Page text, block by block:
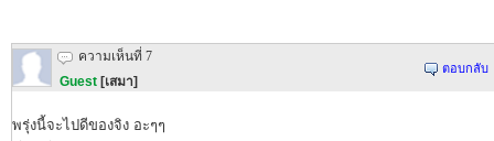
ความเห็นที่ 7
Guest [เสมา]
ตอบกลับ
พรุ่งนี้จะไปดีของจิง อะๆๆ